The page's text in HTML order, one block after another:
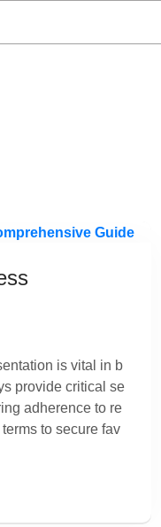
is vital in b
provide critical se
adherence to re
to secure fav